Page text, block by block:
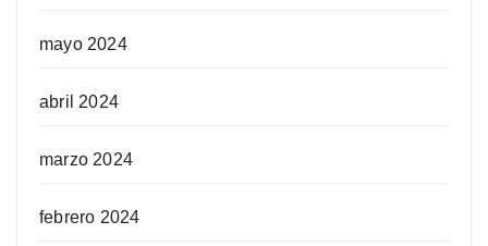
mayo 2024
abril 2024
marzo 2024
febrero 2024